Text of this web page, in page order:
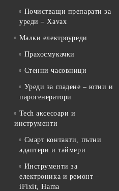
Почистващи препарати за
уреди – Xavax
Малки електроуреди
Прахосмукачки
Стенни часовници
Уреди за гладене – ютии и
парогенератори
Tech аксесоари и
инструменти
Смарт контакти, пътни
адаптери и таймери
Инструменти за
електроника и ремонт –
iFixit, Hama